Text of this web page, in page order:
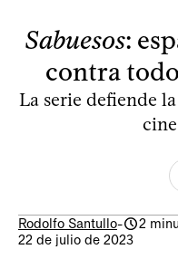
Sabuesos:
contra
La serie defiende
Rodolfo Santullo-
2
22 de julio de 2023